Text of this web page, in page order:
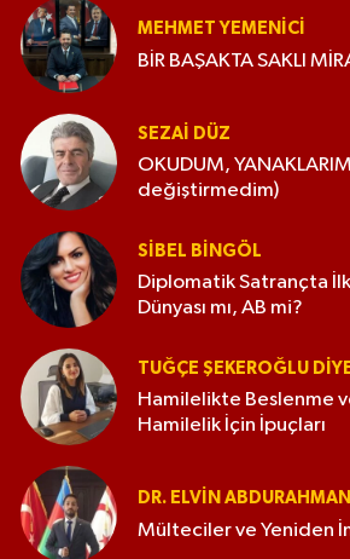
MEHMET YEMENICI
BİR BAŞAKTA SAKLI
SEZAI DÜZ
OKUDUM,
değiştirmedim)
SIBEL BINGÖL
Diplomatik Satrançta
Dünyası mı, AB mi?
TUĞÇE ŞEKEROĞLU
Hamilelikte Beslenme
Hamilelik İçin İpuçları
DR. ELVIN
Mülteciler ve Yeniden